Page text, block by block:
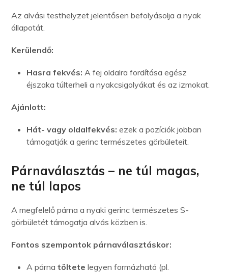
Az alvási testhelyzet jelentősen befolyásolja a nyak
állapotát.
Kerülendő:
Hasra fekvés: A fej oldalra fordítása egész
éjszaka túlterheli a nyakcsigolyákat és az izmokat.
Ajánlott:
Hát- vagy oldalfekvés: ezek a pozíciók jobban
támogatják a gerinc természetes görbületeit.
Párnaválasztás – ne túl magas,
ne túl lapos
A megfelelő párna a nyaki gerinc természetes S-
görbületét támogatja alvás közben is.
Fontos szempontok párnaválasztáskor:
A párnatöltete legyen formázható (pl.